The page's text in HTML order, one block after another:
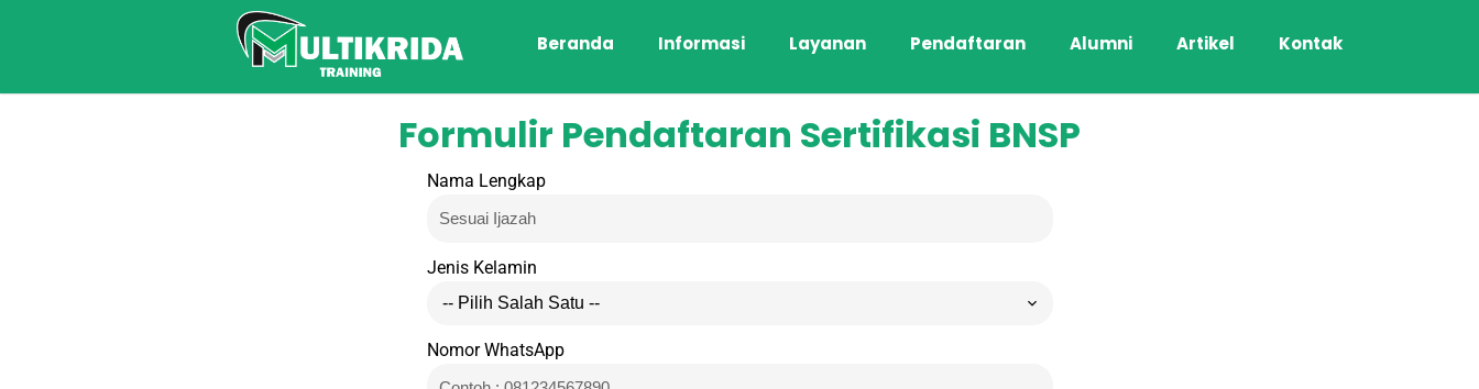
Beranda Informasi Layanan Pendaftaran Alumni Artikel Kontak
Formulir Pendaftaran Sertifikasi BNSP
Nama Lengkap
Jenis Kelamin
Nomor WhatsApp